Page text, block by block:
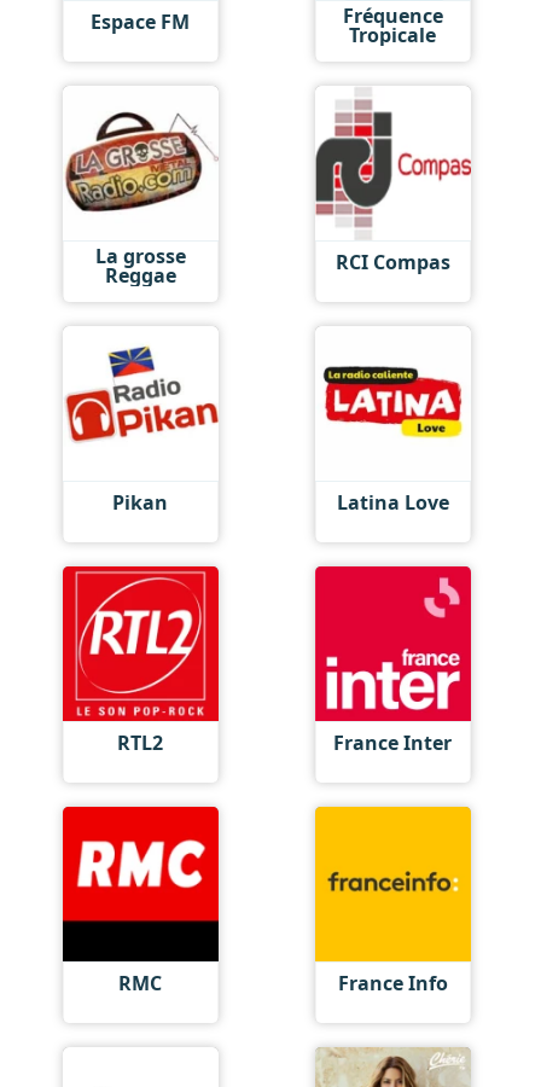
Espace FM Fréquence
Tropicale
La grosse
Reggae RCI Compas
Pikan Latina Love
RTL2 France Inter
RMC France Info